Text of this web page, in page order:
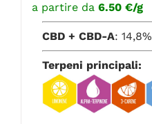
a partire da 6.50 €/g
CBD + CBD-A: 14,8%
Terpeni principali: